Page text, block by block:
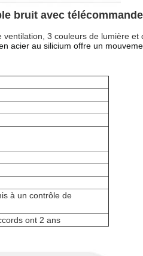
bruit avec
3 couleurs de lumière
acier au silicium offre un
à un contrôle de
ont 2 ans